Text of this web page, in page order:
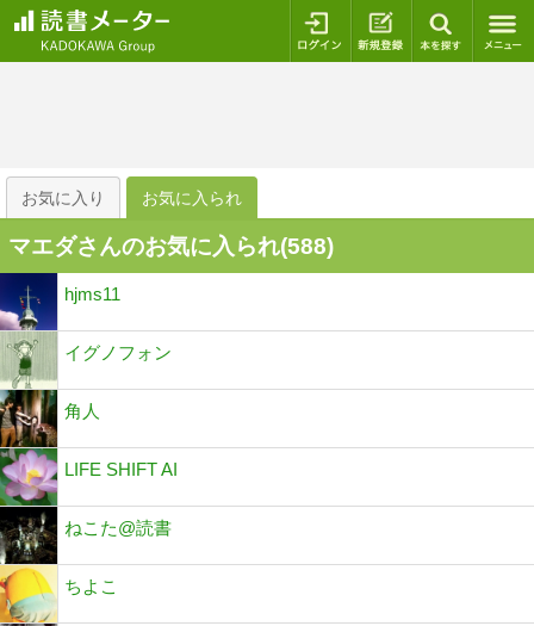
ログイン 新規登録
お気に入り お気に入られ
マエダさんのお気に入られ(588)
hjms11
イグノフォン
角人
LIFE SHIFT AI
ねこた@読書
ちよこ